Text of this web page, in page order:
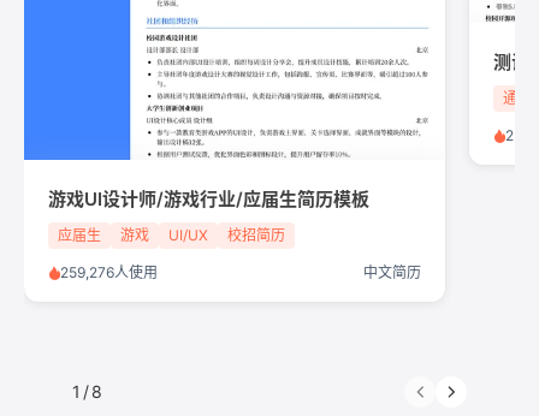
游戏UI设计师/游戏行业/应届生简历模板
应届生 游戏 UI/UX 校招简历
259,276人使用 中文简历
测试
通信
1 /8